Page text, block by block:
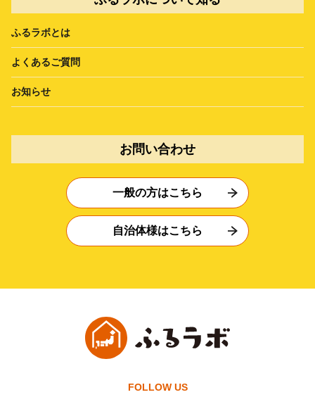
ふるラボとは
よくあるご質問
お知らせ
お問い合わせ
一般の方はこちら
自治体様はこちら
FOLLOW US